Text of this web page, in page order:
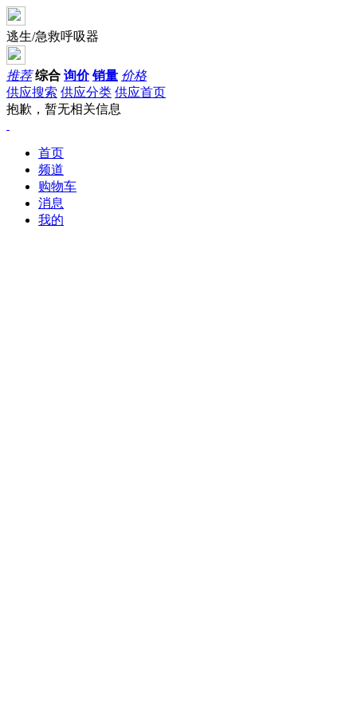
逃生/急救呼吸器
推荐 综合 询价 销量 价格
供应搜索 供应分类 供应首页
抱歉，暂无相关信息
首页
频道
购物车
消息
我的